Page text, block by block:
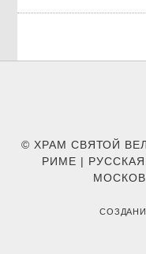
© ХРАМ СВЯТОЙ
РИМЕ |